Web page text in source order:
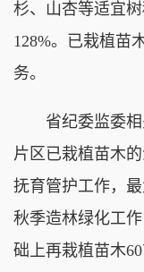
杉、山杏等适宜
128%。已栽植苗
务。
省纪委监委相
片区已栽植苗木
抚育管护工作，
秋季造林绿化工
础上再栽植苗木